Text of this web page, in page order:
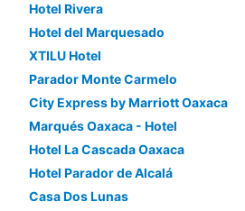
Hotel Rivera
Hotel del Marquesado
XTILU Hotel
Parador Monte Carmelo
City Express by Marriott Oaxaca
Marqués Oaxaca - Hotel
Hotel La Cascada Oaxaca
Hotel Parador de Alcalá
Casa Dos Lunas